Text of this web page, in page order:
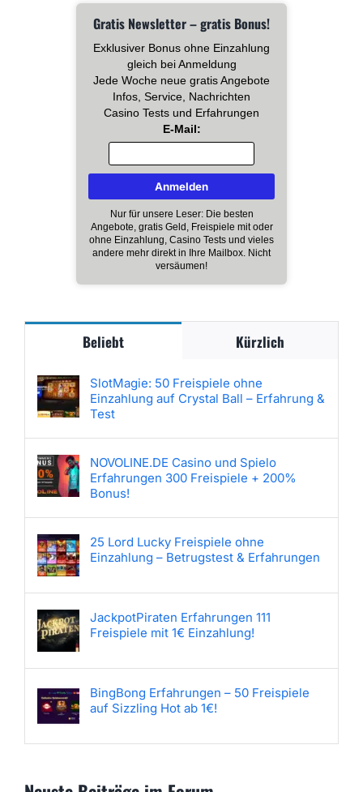
Gratis Newsletter – gratis Bonus!
Exklusiver Bonus ohne Einzahlung
gleich bei Anmeldung
Jede Woche neue gratis Angebote
Infos, Service, Nachrichten
Casino Tests und Erfahrungen
E-Mail:
Nur für unsere Leser: Die besten
Angebote, gratis Geld, Freispiele mit oder
ohne Einzahlung, Casino Tests und vieles
andere mehr direkt in Ihre Mailbox. Nicht
versäumen!
Beliebt Kürzlich
SlotMagie: 50 Freispiele ohne
Einzahlung auf Crystal Ball – Erfahrung &
Test
NOVOLINE.DE Casino und Spielo
Erfahrungen 300 Freispiele + 200%
Bonus!
25 Lord Lucky Freispiele ohne
Einzahlung – Betrugstest & Erfahrungen
JackpotPiraten Erfahrungen 111
Freispiele mit 1€ Einzahlung!
BingBong Erfahrungen – 50 Freispiele
auf Sizzling Hot ab 1€!